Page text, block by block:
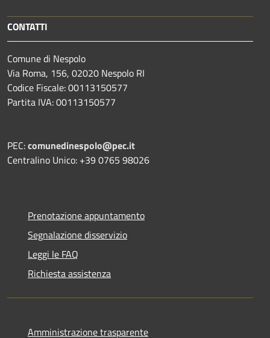
CONTATTI
Comune di Nespolo
Via Roma, 156, 02020 Nespolo RI
Codice Fiscale: 00113150577
Partita IVA: 00113150577
PEC:comunedinespolo@pec.it
Centralino Unico: +39 0765 98026
Prenotazione appuntamento
Segnalazione disservizio
Leggi le FAQ
Richiesta assistenza
Amministrazione trasparente